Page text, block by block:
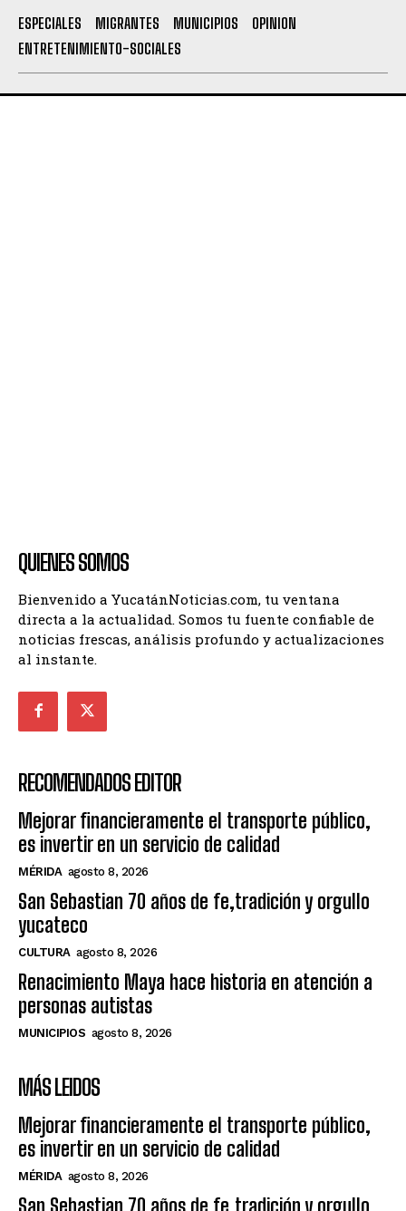
ESPECIALES MIGRANTES MUNICIPIOS
OPINION
ENTRETENIMIENTO-SOCIALES
QUIENES SOMOS
Bienvenido a YucatánNoticias.com, tu ventana
directa a la actualidad. Somos tu fuente confiable de
noticias frescas, análisis profundo y actualizaciones
al instante.
RECOMENDADOS EDITOR
Mejorar financieramente el transporte público,
es invertir en un servicio de calidad
MÉRIDA agosto 8, 2026
San Sebastian 70 años de fe,tradición y orgullo
yucateco
CULTURA agosto 8, 2026
Renacimiento Maya hace historia en atención a
personas autistas
MUNICIPIOS agosto 8, 2026
MÁS LEIDOS
Mejorar financieramente el transporte público,
es invertir en un servicio de calidad
MÉRIDA agosto 8, 2026
San Sebastian 70 años de fe,tradición y orgullo